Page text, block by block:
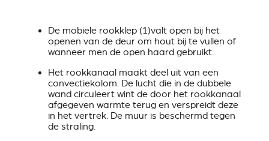
De mobiele rookklep (1)valt open bij het
openen van de deur om hout bij te vullen of
wanneer men de open haard gebruikt.
Het rookkanaal maakt deel uit van een
convectiekolom. De lucht die in de dubbele
wand circuleert wint de door het rookkanaal
afgegeven warmte terug en verspreidt deze
in het vertrek. De muur is beschermd tegen
de straling.